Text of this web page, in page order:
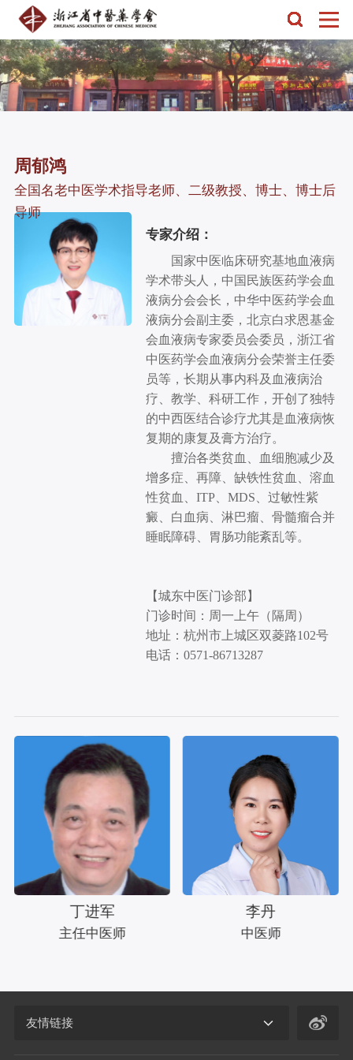
周郁鸿
全国名老中医学术指导老师、二级教授、博士、博士后
导师
专家介绍：
国家中医临床研究基地血液病
学术带头人，中国民族医药学会血
液病分会会长，中华中医药学会血
液病分会副主委，北京白求恩基金
会血液病专家委员会委员，浙江省
中医药学会血液病分会荣誉主任委
员等，长期从事内科及血液病治
疗、教学、科研工作，开创了独特
的中西医结合诊疗尤其是血液病恢
复期的康复及膏方治疗。
擅治各类贫血、血细胞减少及
增多症、再障、缺铁性贫血、溶血
性贫血、ITP 、MDS 、过敏性紫
癜、白血病、淋巴瘤、骨髓瘤合并
睡眠障碍、胃肠功能紊乱等。
【城东中医门诊部】
门诊时间：周一上午（隔周）
地址：杭州市上城区双菱路102号
电话：0571-86713287
丁进军
主任中医师
李丹
中医师
友情链接